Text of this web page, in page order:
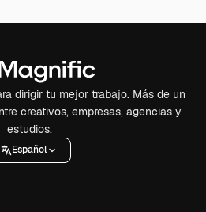
dirigir tu mejor trabajo. Más de un
creativos, empresas, agencias y
estudios.
Español